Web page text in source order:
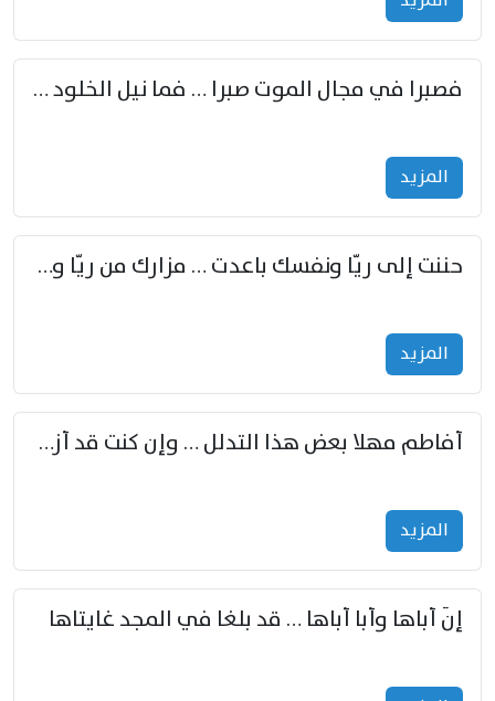
فصبرا في مجال الموت صبرا … فما نيل الخلود بمستطاع
المزید
حننت إلى ريّا ونفسك باعدت … مزارك من ريّا وشعباكما معا
المزید
أفاطم مهلا بعض هذا التدلل … وإن كنت قد أزمعت صرمي فأجملي
المزید
إنّ أباها وأبا أباها … قد بلغا في المجد غايتاها